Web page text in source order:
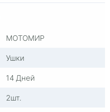
МОТОМИР
Ушки
14 Дней
2шт.